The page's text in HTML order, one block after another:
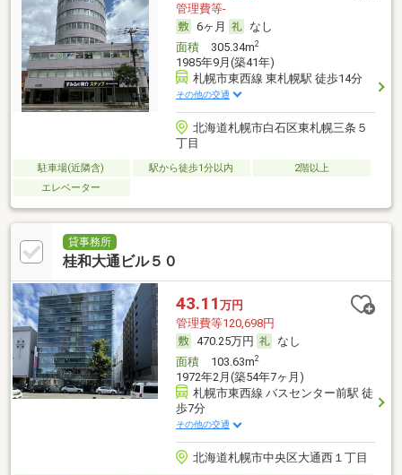
管理費等-
6ヶ月
なし
面積305.34m2
1985年9月(築41年)
札幌市東西線 東札幌駅 徒歩14分
その他の交通
北海道札幌市白石区東札幌三条５
丁目
駐車場(近隣含) 駅から徒歩1分以内
2階以上
エレベーター
貸事務所
桂和大通ビル５０
43.11 万円
管理費等120,698円
470.25万円
なし
面積103.63m2
1972年2月(築54年7ヶ月)
札幌市東西線 バスセンター前駅 徒
歩7分
その他の交通
北海道札幌市中央区大通西１丁目